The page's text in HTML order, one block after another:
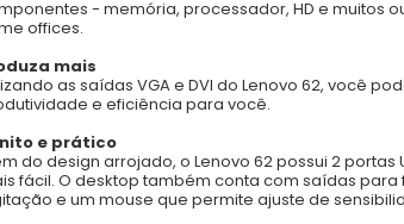
- memória, processador, HD e muitos
offices.
mais
as saídas VGA e DVI do Lenovo 62, você
e eficiência para você.
e prático
do design arrojado, o Lenovo 62 possui 2
fácil. O desktop também conta com saídas
e um mouse que permite ajuste de